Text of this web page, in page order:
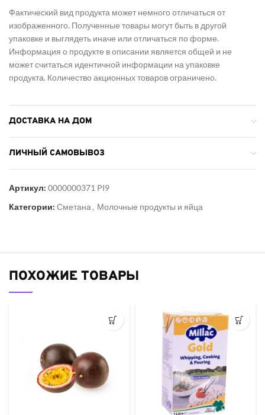
Фактический вид продукта может немного отличаться от
изображенного. Полученные товары могут быть в другой
упаковке и выглядеть иначе или отличаться по форме.
Информация о продукте в описании является общей и не
может считаться идентичной информации на упаковке
продукта. Количество акционных товаров ограничено.
ДОСТАВКА НА ДОМ
ЛИЧНЫЙ САМОВЫВОЗ
Артикул: 0000000371 PI9
Категории: Сметана , Молочные продукты и яйца
ПОХОЖИЕ ТОВАРЫ